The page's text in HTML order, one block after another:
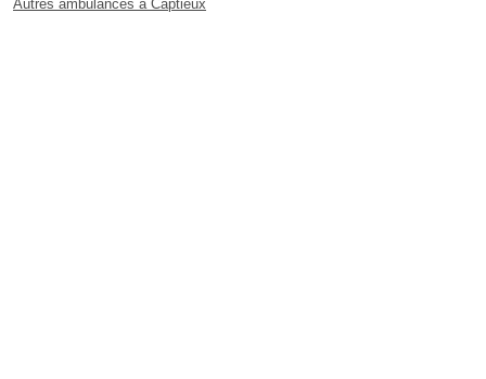
Autres ambulances à Captieux